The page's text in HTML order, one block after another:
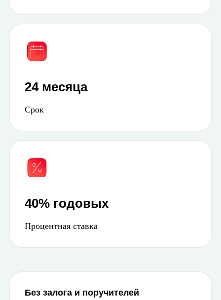
24 месяца
Срок
40% годовых
Процентная ставка
Без залога и поручителей